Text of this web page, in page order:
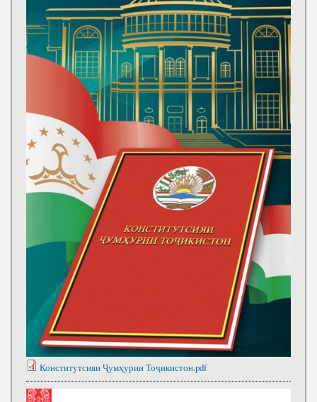
Конститутсияи Ҷумҳурии Тоҷикистон.pdf